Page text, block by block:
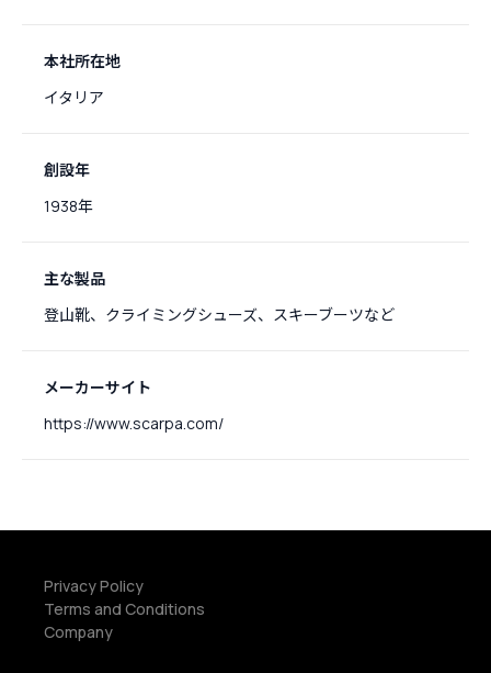
本社所在地
イタリア
創設年
1938年
主な製品
登山靴、クライミングシューズ、スキーブーツなど
メーカーサイト
https://www.scarpa.com/
Privacy Policy
Terms and Conditions
Company